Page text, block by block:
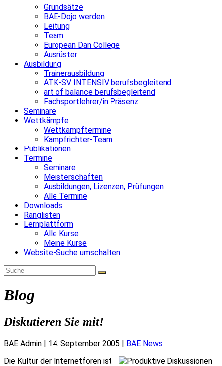
Grundsätze
BAE-Dojo werden
Leitung
Team
European Dan College
Ausrüster
Ausbildung
Trainerausbildung
ATK-SV INTENSIV berufsbegleitend
art of balance berufsbegleitend
Fachsportlehrer/in Präsenz
Seminare
Wettkämpfe
Wettkampftermine
Kampfrichter-Team
Publikationen
Termine
Seminare
Meisterschaften
Ausbildungen, Lizenzen, Prüfungen
Alle Termine
Downloads
Ranglisten
Lernplattform
Alle Kurse
Meine Kurse
Website-Suche umschalten
Blog
Diskutieren Sie mit!
BAE Admin | 14. September 2005 | BAE News
Die Kultur der Internetforen ist